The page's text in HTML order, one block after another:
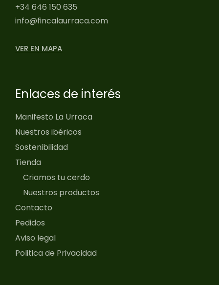
+34 646 150 635
info@fincalaurraca.com
VER EN MAPA
Enlaces de interés
Manifesto La Urraca
Nuestros ibéricos
Sostenibilidad
Tienda
Criamos tu cerdo
Nuestros productos
Contacto
Pedidos
Aviso legal
Politica de Privacidad